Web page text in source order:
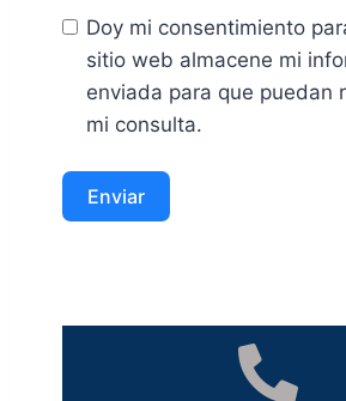
Doy mi consentimiento
sitio web almacene mi
enviada para que puedan
mi consulta.
Enviar